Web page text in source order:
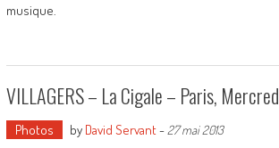
musique.
VILLAGERS – La Cigale – Paris,
Photos by David Servant- 27 mai 2013